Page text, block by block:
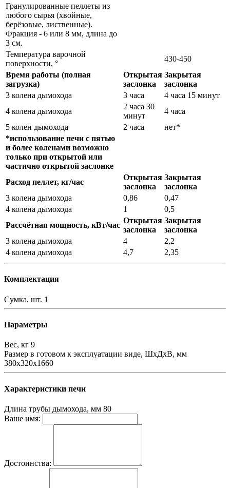
Гранулированные пеллеты из
любого сырья (хвойные,
берёзовые, лиственные).
Фракция - 6 или 8 мм, длина до
3 см.
Температура варочной
поверхности, °
430-450
Время работы (полная
загрузка)
Открытая
заслонка
Закрытая
заслонка
3 колена дымохода
3 часа
4 часа 15 минут
4 колена дымохода
2 часа 30
минут
4 часа
5 колен дымохода
2 часа
нет*
*использование печи с пятью
и более коленами возможно
только при открытой или
частично открытой заслонке
Расход пеллет, кг/час
Открытая
заслонка
Закрытая
заслонка
3 колена дымохода
0,86
0,47
4 колена дымохода
1
0,5
Рассчётная мощность, кВт/час
Открытая
заслонка
Закрытая
заслонка
3 колена дымохода
4
2,2
4 колена дымохода
4,7 2,35
Комплектация
Сумка, шт. 1
Параметры
Вес, кг 9
Размер в готовом к эксплуатации виде, ШхДхВ, мм
380х320х1660
Характеристики печи
Длина трубы дымохода, мм 80
Ваше имя:
Достоинства: